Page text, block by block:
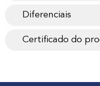
Diferenciais
Certificado do